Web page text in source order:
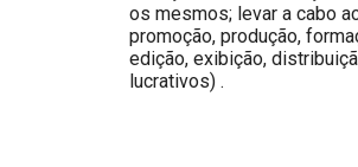
os mesmos; levar a cabo
promoção, produção,
edição, exibição,
lucrativos) .